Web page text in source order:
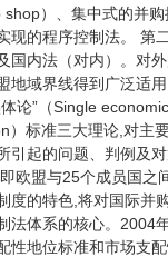
shop）、集中式的并
现的程序控制法。 第
国内法（对内）。对
地域界线得到广泛适
论”（Single
）标准三大理论,对主
引起的问题、判例及
欧盟与25个成员国之
度的特色,将对国际
法体系的核心。2004
性地位标准和市场支